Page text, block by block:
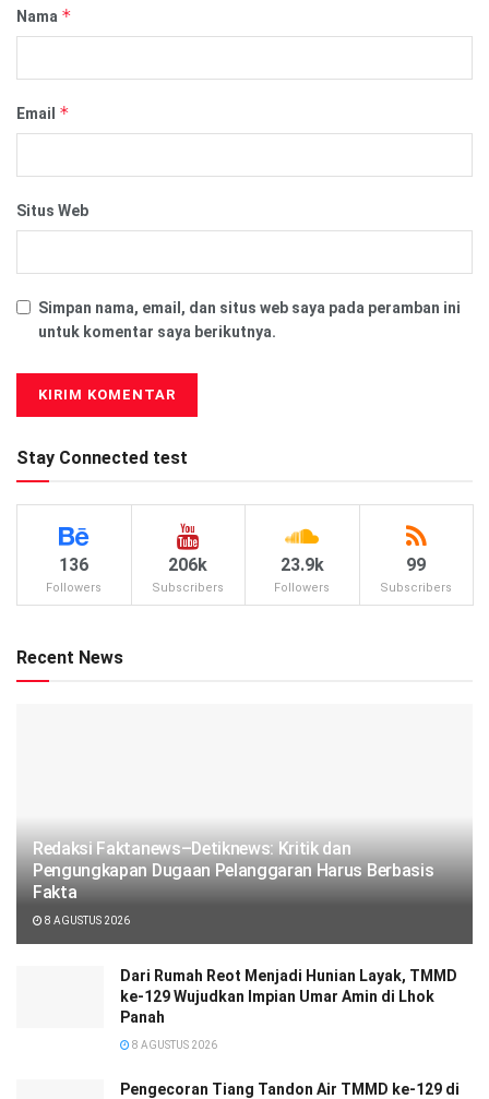
Nama *
Email *
Situs Web
Simpan nama, email, dan situs web saya pada peramban ini
untuk komentar saya berikutnya.
Stay Connected test
136
Followers
206k
Subscribers
23.9k
Followers
99
Subscribers
Recent News
Redaksi Faktanews–Detiknews: Kritik dan
Pengungkapan Dugaan Pelanggaran Harus Berbasis
Fakta
8 AGUSTUS 2026
Dari Rumah Reot Menjadi Hunian Layak, TMMD
ke-129 Wujudkan Impian Umar Amin di Lhok
Panah
8 AGUSTUS 2026
Pengecoran Tiang Tandon Air TMMD ke-129 di